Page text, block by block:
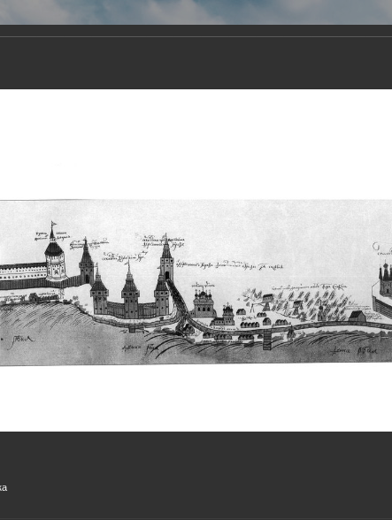
Земли
Сайт создан по
Наследники Галерея
Главная Галерея Храмы-мученики Архангельска Свято-
Троицкий собор
Троицкий собор Архангельска